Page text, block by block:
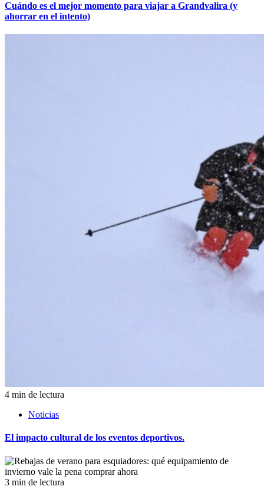
Cuándo es el mejor momento para viajar a Grandvalira (y
ahorrar en el intento)
4 min de lectura
Noticias
El impacto cultural de los eventos deportivos.
3 min de lectura